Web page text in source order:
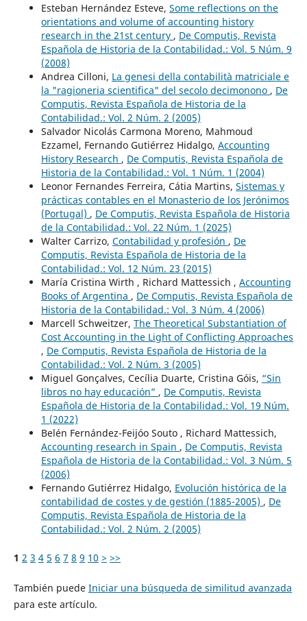
Esteban Hernández Esteve, Some reflections on the
orientations and volume of accounting history
research in the 21st century , De Computis, Revista
Española de Historia de la Contabilidad.: Vol. 5 Núm. 9
(2008)
Andrea Cilloni, La genesi della contabilità matriciale e
la "ragioneria scientifica" del secolo decimonono , De
Computis, Revista Española de Historia de la
Contabilidad.: Vol. 2 Núm. 2 (2005)
Salvador Nicolás Carmona Moreno, Mahmoud
Ezzamel, Fernando Gutiérrez Hidalgo, Accounting
History Research , De Computis, Revista Española de
Historia de la Contabilidad.: Vol. 1 Núm. 1 (2004)
Leonor Fernandes Ferreira, Cátia Martins, Sistemas y
prácticas contables en el Monasterio de los Jerónimos
(Portugal) , De Computis, Revista Española de Historia
de la Contabilidad.: Vol. 22 Núm. 1 (2025)
Walter Carrizo, Contabilidad y profesión , De
Computis, Revista Española de Historia de la
Contabilidad.: Vol. 12 Núm. 23 (2015)
María Cristina Wirth , Richard Mattessich , Accounting
Books of Argentina , De Computis, Revista Española de
Historia de la Contabilidad.: Vol. 3 Núm. 4 (2006)
Marcell Schweitzer, The Theoretical Substantiation of
Cost Accounting in the Light of Conflicting Approaches
, De Computis, Revista Española de Historia de la
Contabilidad.: Vol. 2 Núm. 3 (2005)
Miguel Gonçalves, Cecília Duarte, Cristina Góis, “Sin
libros no hay educación” , De Computis, Revista
Española de Historia de la Contabilidad.: Vol. 19 Núm.
1 (2022)
Belén Fernández-Feijóo Souto , Richard Mattessich,
Accounting research in Spain , De Computis, Revista
Española de Historia de la Contabilidad.: Vol. 3 Núm. 5
(2006)
Fernando Gutiérrez Hidalgo, Evolución histórica de la
contabilidad de costes y de gestión (1885-2005) , De
Computis, Revista Española de Historia de la
Contabilidad.: Vol. 2 Núm. 2 (2005)
1 2 3 4 5 6 7 8 9 10 > >>
También puede Iniciar una búsqueda de similitud avanzada
para este artículo.